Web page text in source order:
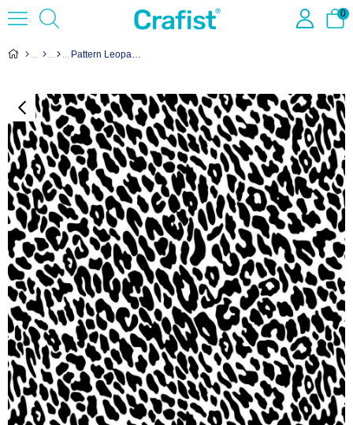
0
Pattern Leopard Prints Black Sıraltı Transfer Kağıdı 24x16 cm